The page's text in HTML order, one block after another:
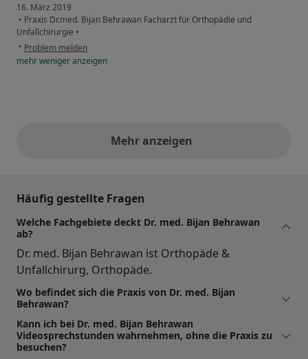
16. März 2019
• Praxis Dr.med. Bijan Behrawan Facharzt für Orthopädie und
Unfallchirurgie •
• Problem melden
mehrwenigeranzeigen
Mehr anzeigenobige Stellungnahmen
Häufig gestellte Fragen
Welche Fachgebiete deckt Dr. med. Bijan Behrawan
ab?
Dr. med. Bijan Behrawan ist Orthopäde &
Unfallchirurg, Orthopäde.
Wo befindet sich die Praxis von Dr. med. Bijan
Behrawan?
Kann ich bei Dr. med. Bijan Behrawan
Videosprechstunden wahrnehmen, ohne die Praxis zu
besuchen?